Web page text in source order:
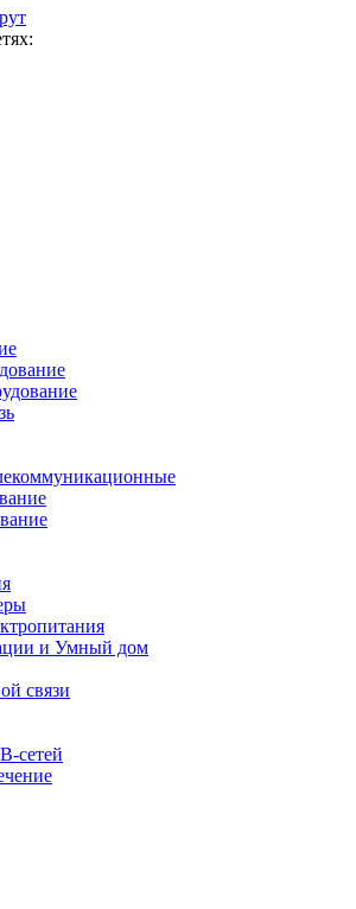
и Умный дом
связи
сетей